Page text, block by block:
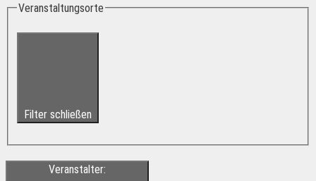
Veranstaltungsorte
Filter schließen
Veranstalter: